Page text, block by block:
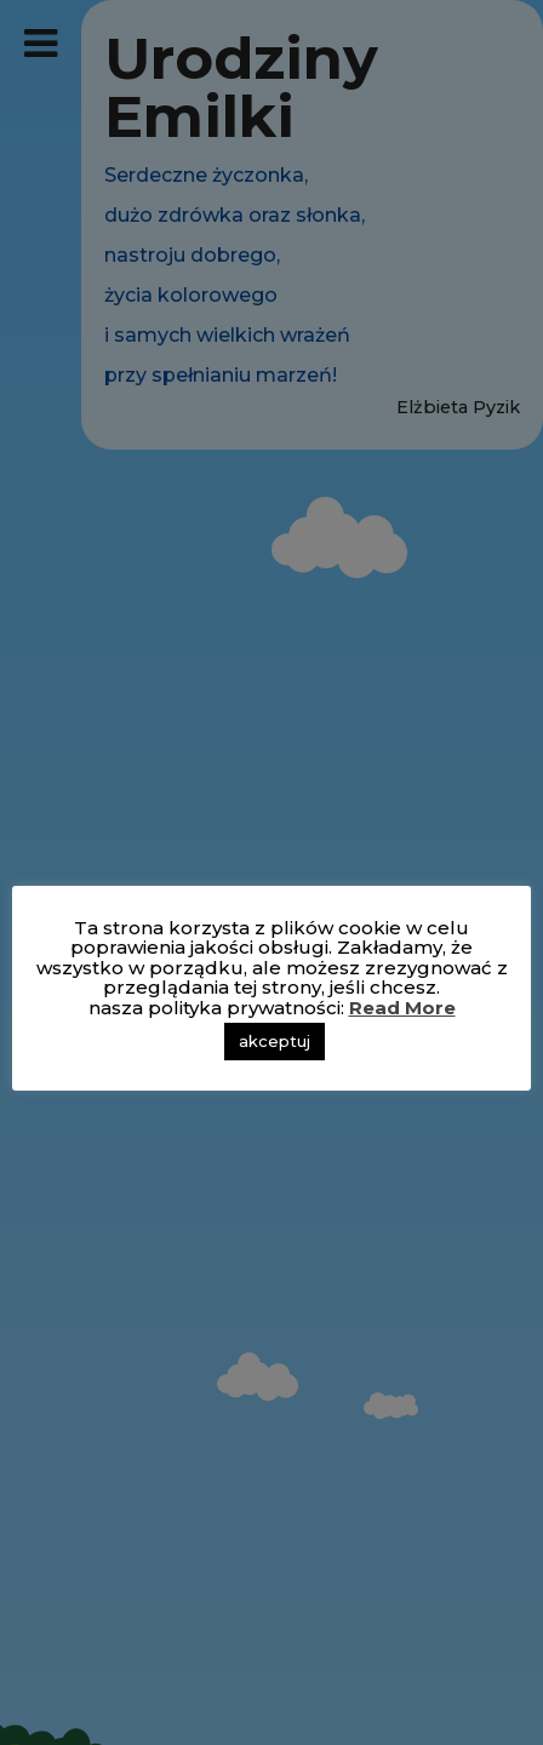
Urodziny
Emilki
Serdeczne życzonka,
dużo zdrówka oraz słonka,
nastroju dobrego,
życia kolorowego
i samych wielkich wrażeń
przy spełnianiu marzeń!
Elżbieta Pyzik
Ta strona korzysta z plików cookie w celu
poprawienia jakości obsługi. Zakładamy, że
wszystko w porządku, ale możesz zrezygnować z
przeglądania tej strony, jeśli chcesz.
nasza polityka prywatności: Read More
akceptuj